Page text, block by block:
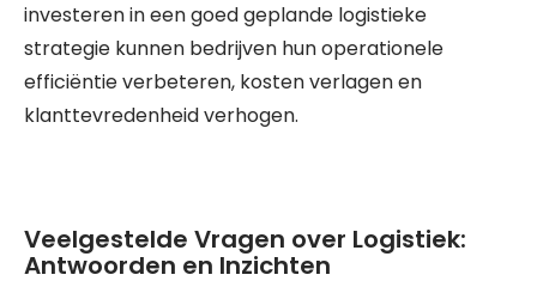
investeren in een goed geplande logistieke
strategie kunnen bedrijven hun operationele
efficiëntie verbeteren, kosten verlagen en
klanttevredenheid verhogen.
Veelgestelde Vragen over Logistiek:
Antwoorden en Inzichten